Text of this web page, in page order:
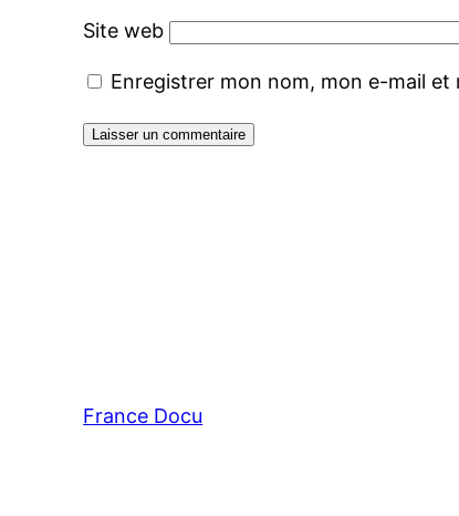
Site web
Enregistrer mon nom, mon e-mail
France Docu